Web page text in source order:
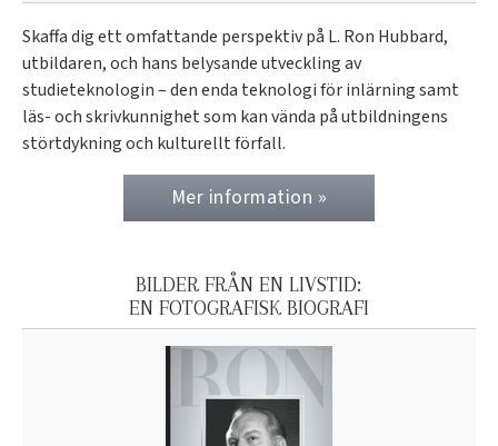
Skaffa dig ett omfattande perspektiv på L. Ron Hubbard,
utbildaren, och hans belysande utveckling av
studieteknologin – den enda teknologi för inlärning samt
läs- och skrivkunnighet som kan vända på utbildningens
störtdykning och kulturellt förfall.
Mer information »
BILDER FRÅN EN LIVSTID:
EN FOTOGRAFISK BIOGRAFI